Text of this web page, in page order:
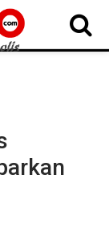
BATUBARA DELISERDANG